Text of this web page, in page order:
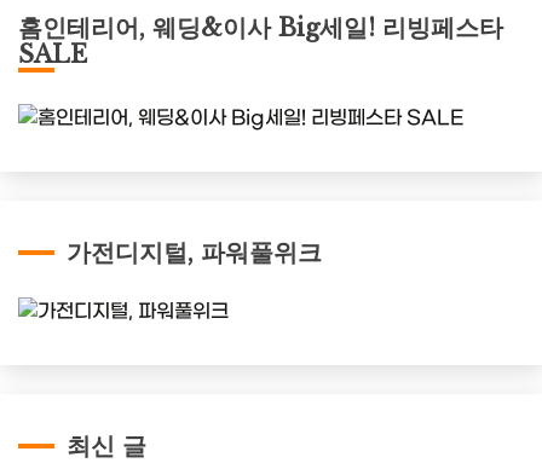
홈인테리어, 웨딩&이사 Big세일! 리빙페스타
SALE
가전디지털, 파워풀위크
최신 글